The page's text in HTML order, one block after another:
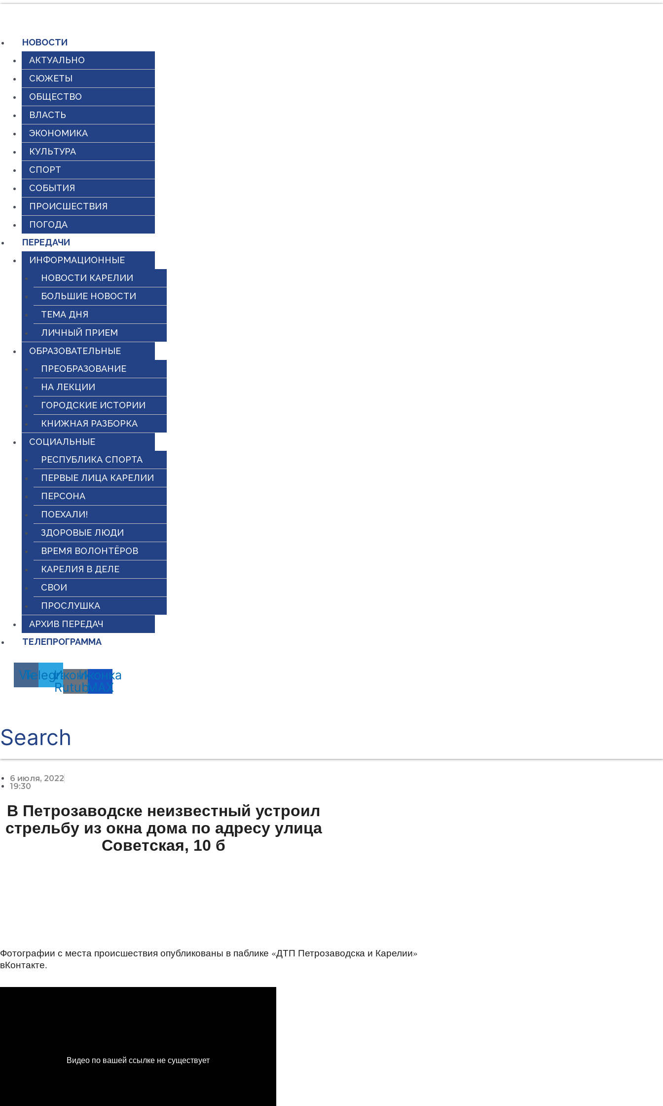
содержимому
НОВОСТИ
АКТУАЛЬНО
СЮЖЕТЫ
ОБЩЕСТВО
ВЛАСТЬ
ЭКОНОМИКА
КУЛЬТУРА
СПОРТ
СОБЫТИЯ
ПРОИСШЕСТВИЯ
ПОГОДА
ПЕРЕДАЧИ
ИНФОРМАЦИОННЫЕ
НОВОСТИ КАРЕЛИИ
БОЛЬШИЕ НОВОСТИ
ТЕМА ДНЯ
ЛИЧНЫЙ ПРИЕМ
ОБРАЗОВАТЕЛЬНЫЕ
ПРЕОБРАЗОВАНИЕ
НА ЛЕКЦИИ
ГОРОДСКИЕ ИСТОРИИ
КНИЖНАЯ РАЗБОРКА
СОЦИАЛЬНЫЕ
РЕСПУБЛИКА СПОРТА
ПЕРВЫЕ ЛИЦА КАРЕЛИИ
ПЕРСОНА
ПОЕХАЛИ!
ЗДОРОВЫЕ ЛЮДИ
ВРЕМЯ ВОЛОНТЁРОВ
КАРЕЛИЯ В ДЕЛЕ
СВОИ
ПРОСЛУШКА
АРХИВ ПЕРЕДАЧ
ТЕЛЕПРОГРАММА
Vk
Telegram
Иконка
Rutube
Иконка
MAX
Search
6 июля, 2022
19:30
В Петрозаводске неизвестный устроил
стрельбу из окна дома по адресу улица
Советская, 10 б
Фотографии с места происшествия опубликованы в паблике «ДТП Петрозаводска и Карелии»
вКонтакте.